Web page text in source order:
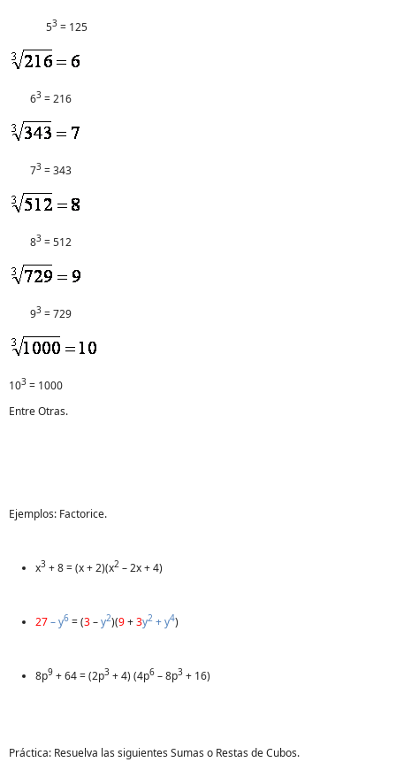
53 = 125
63 = 216
73 = 343
83 = 512
93 = 729
103 = 1000
Entre Otras.
Ejemplos: Factorice.
x3 + 8 = (x + 2)(x2 – 2x + 4)
27– y6 = (3–y2)(9+3y2 + y4)
8p9 + 64 = (2p3 + 4) (4p6 – 8p3 + 16)
Práctica: Resuelva las siguientes Sumas o Restas de Cubos.